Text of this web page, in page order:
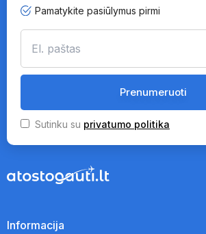
Pamatykite pasiūlymus pirmi
Prenumeruoti
Sutinku su privatumo politika
Informacija